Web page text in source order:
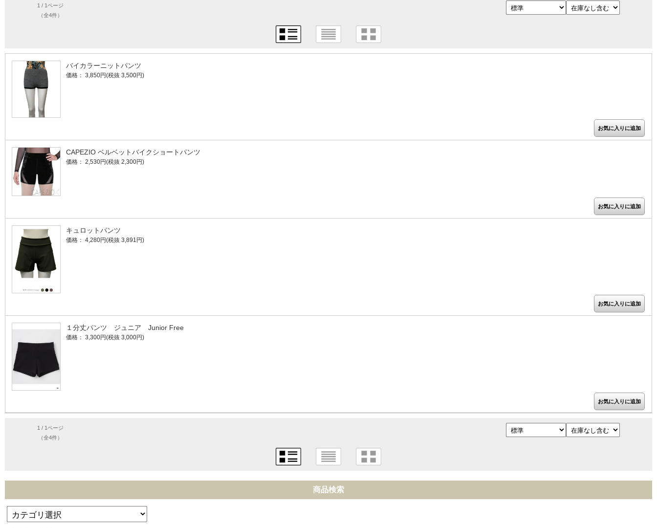
1 / 1ページ
（全4件）
バイカラーニットパンツ
価格： 3,850円(税抜 3,500円)
CAPEZIO ベルベットバイクショートパンツ
価格： 2,530円(税抜 2,300円)
キュロットパンツ
価格： 4,280円(税抜 3,891円)
１分丈パンツ ジュニア Junior Free
価格： 3,300円(税抜 3,000円)
1 / 1ページ
（全4件）
商品検索